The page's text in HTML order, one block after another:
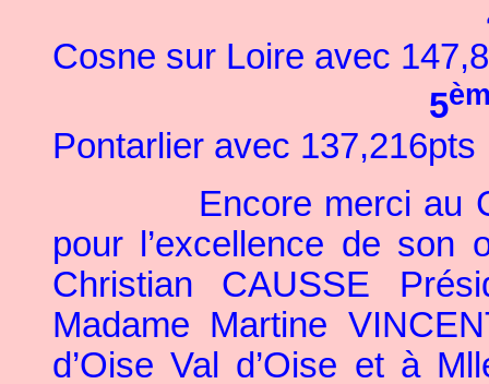
Cosne sur Loire avec
5
Pontarlier avec 137,216pts
Encore merci au
pour l’excellence de son
Christian CAUSSE
Madame Martine
d’Oise Val d’Oise et à